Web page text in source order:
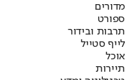
מדורים
ספורט
תרבות ובידור
לייף סטייל
אוכל
תיירות